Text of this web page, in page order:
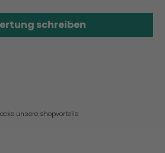
schreiben
unsere shopvorteile